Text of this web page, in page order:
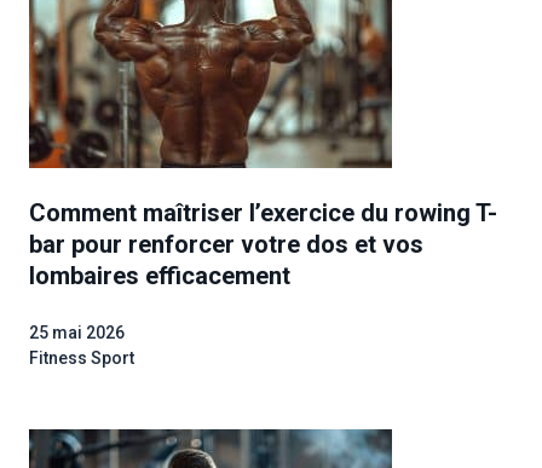
Comment maîtriser l’exercice du rowing T-
bar pour renforcer votre dos et vos
lombaires efficacement
25 mai 2026
Fitness Sport